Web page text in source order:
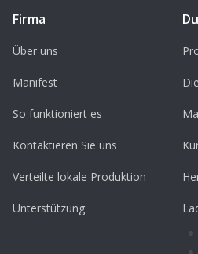
Firma
Über uns
Manifest
So funktioniert es
Kontaktieren Sie uns
Verteilte lokale Produktion
Unterstützung